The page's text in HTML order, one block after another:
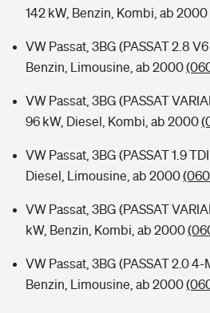
142 kW, Benzin, Kombi, ab 2000
VW Passat, 3BG (PASSAT 2.8
Benzin, Limousine, ab 2000
VW Passat, 3BG (PASSAT
96 kW, Diesel, Kombi, ab 2000
VW Passat, 3BG (PASSAT 1.9
Diesel, Limousine, ab 2000
VW Passat, 3BG (PASSAT
kW, Benzin, Kombi, ab 2000
VW Passat, 3BG (PASSAT 2.0 4-
Benzin, Limousine, ab 2000